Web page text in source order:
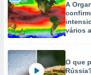
A
vários
O que